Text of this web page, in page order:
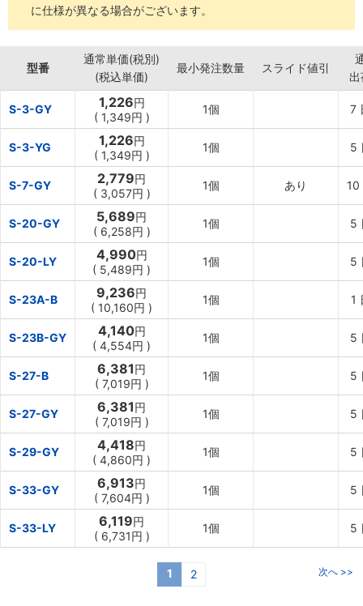
に仕様が異なる場合がございます。
型番
通常単価(税別)
(税込単価)
最小発注数量 スライド値引
S-3-GY 1,226円
( 1,349円 )
1個 7
S-3-YG 1,226円
( 1,349円 )
1個 5
S-7-GY 2,779円
( 3,057円 )
1個 あり 10
S-20-GY 5,689円
( 6,258円 )
1個 5
S-20-LY 4,990円
( 5,489円 )
1個 5
S-23A-B 9,236円
( 10,160円 )
1個 1
S-23B-GY 4,140円
( 4,554円 )
1個 5
S-27-B 6,381円
( 7,019円 )
1個 5
S-27-GY 6,381円
( 7,019円 )
1個 5
S-29-GY 4,418円
( 4,860円 )
1個 5
S-33-GY 6,913円
( 7,604円 )
1個 5
S-33-LY 6,119円
( 6,731円 )
1個 5
1 2 次へ >>